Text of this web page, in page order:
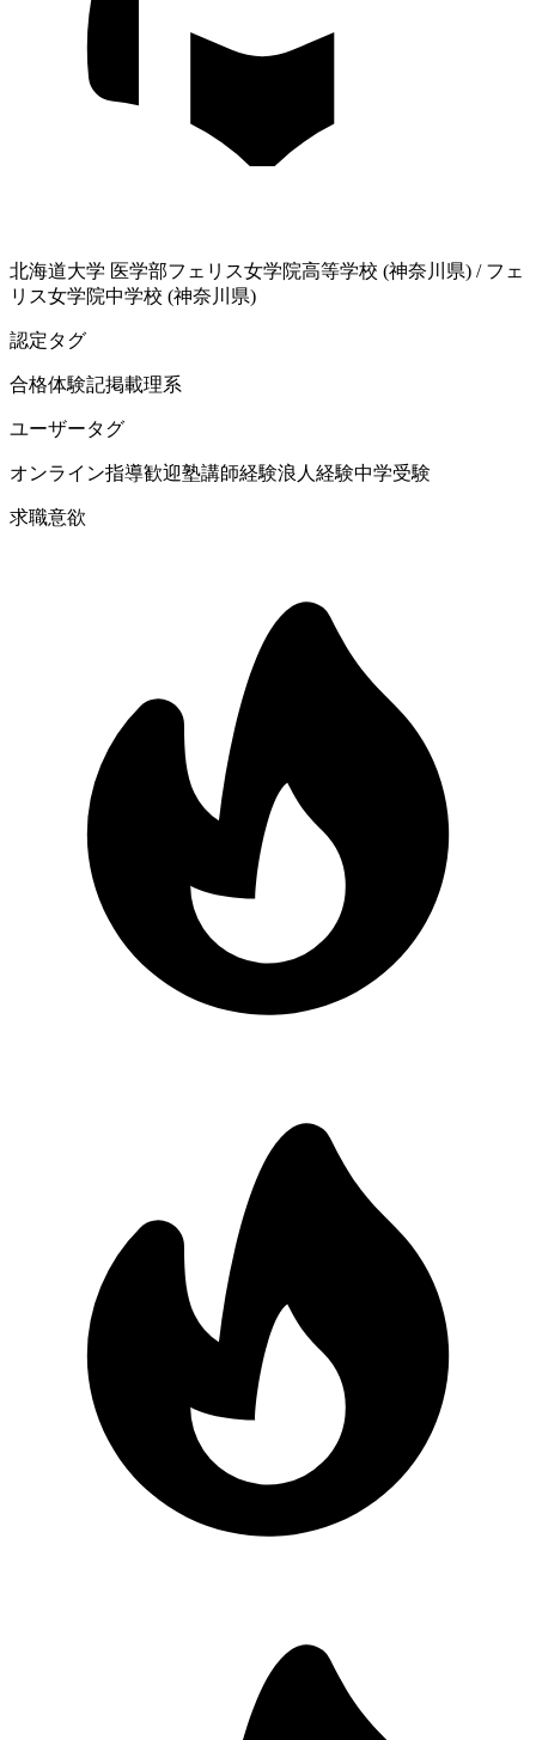
北海道大学 医学部フェリス女学院高等学校 (神奈川県) / フェ
リス女学院中学校 (神奈川県)
認定タグ
合格体験記掲載理系
ユーザータグ
オンライン指導歓迎塾講師経験浪人経験中学受験
求職意欲